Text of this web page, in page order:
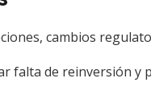
cambios
falta de reinversión